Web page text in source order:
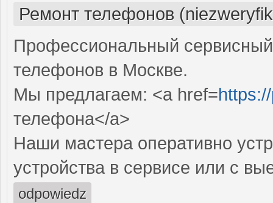
Ремонт телефонов
Профессиональный
телефонов в Москве.
Мы предлагаем: <a href=
телефона</a>
Наши мастера оперативно
устройства в сервисе или с
odpowiedz